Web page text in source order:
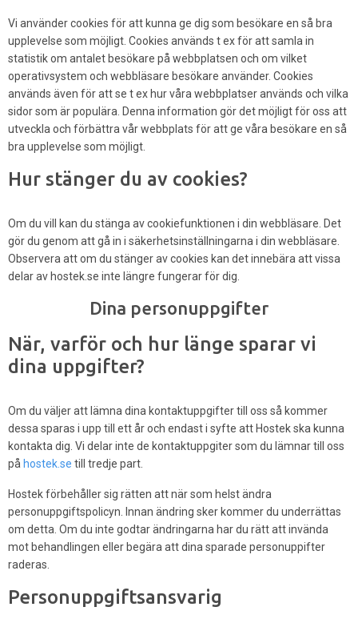
Vi använder cookies för att kunna ge dig som besökare en så bra
upplevelse som möjligt. Cookies används t ex för att samla in
statistik om antalet besökare på webbplatsen och om vilket
operativsystem och webbläsare besökare använder. Cookies
används även för att se t ex hur våra webbplatser används och vilka
sidor som är populära. Denna information gör det möjligt för oss att
utveckla och förbättra vår webbplats för att ge våra besökare en så
bra upplevelse som möjligt.
Hur stänger du av cookies?
Om du vill kan du stänga av cookiefunktionen i din webbläsare. Det
gör du genom att gå in i säkerhetsinställningarna i din webbläsare.
Observera att om du stänger av cookies kan det innebära att vissa
delar av hostek.se inte längre fungerar för dig.
Dina personuppgifter
När, varför och hur länge sparar vi
dina uppgifter?
Om du väljer att lämna dina kontaktuppgifter till oss så kommer
dessa sparas i upp till ett år och endast i syfte att Hostek ska kunna
kontakta dig. Vi delar inte de kontaktuppgiter som du lämnar till oss
på hostek.se till tredje part.
Hostek förbehåller sig rätten att när som helst ändra
personuppgiftspolicyn. Innan ändring sker kommer du underrättas
om detta. Om du inte godtar ändringarna har du rätt att invända
mot behandlingen eller begära att dina sparade personuppifter
raderas.
Personuppgiftsansvarig